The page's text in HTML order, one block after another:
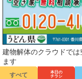
建物解体のクラウドで
ます
すべて
本日の
チラシ